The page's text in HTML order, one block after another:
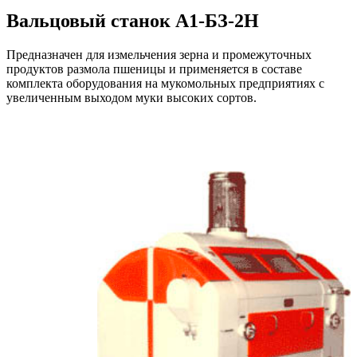
Вальцовый станок А1-БЗ-2Н
Предназначен для измельчения зерна и промежуточных
продуктов размола пшеницы и применяется в составе
комплекта оборудования на мукомольных предприятиях с
увеличенным выходом муки высоких сортов.